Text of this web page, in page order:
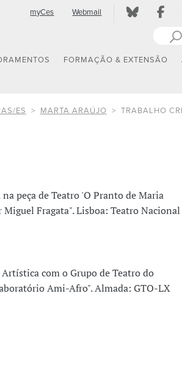
myCes Webmail
FORMAÇÃO & EXTENSÃO
ES MARTA ARAÚJO TRABALHO
peça de Teatro 'O Pranto de Maria
Fragata". Lisboa: Teatro Nacional
com o Grupo de Teatro do
Ami-Afro". Almada: GTO-LX